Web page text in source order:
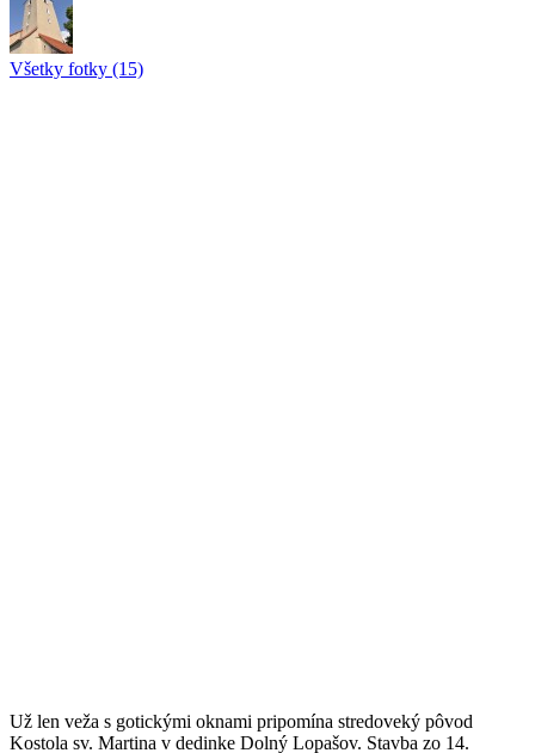
Všetky fotky (15)
Už len veža s gotickými oknami pripomína stredoveký pôvod
Kostola sv. Martina v dedinke Dolný Lopašov. Stavba zo 14.